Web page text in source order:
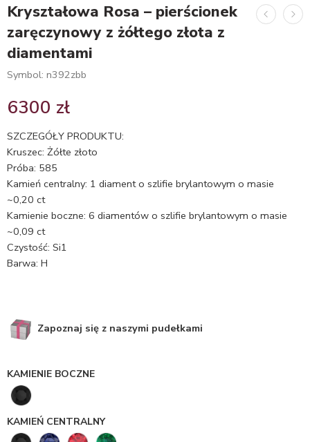
Kryształowa Rosa – pierścionek
zaręczynowy z żółtego złota z
diamentami
Symbol: n392zbb
6300 zł
SZCZEGÓŁY PRODUKTU:
Kruszec: Żółte złoto
Próba: 585
Kamień centralny: 1 diament o szlifie brylantowym o masie
~0,20 ct
Kamienie boczne: 6 diamentów o szlifie brylantowym o masie
~0,09 ct
Czystość: Si1
Barwa: H
Zapoznaj się z naszymi pudełkami
KAMIENIE BOCZNE
KAMIEŃ CENTRALNY